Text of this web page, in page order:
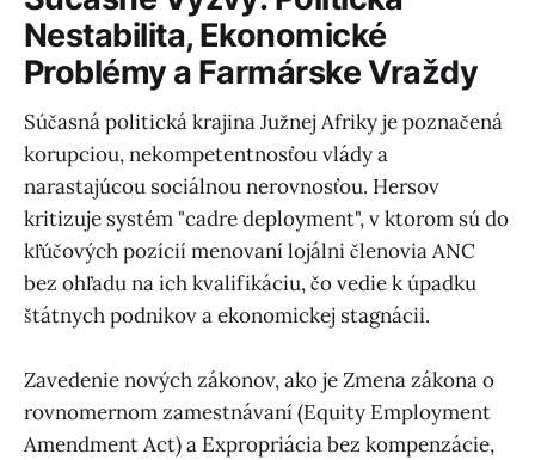
Nestabilita, Ekonomické
Problémy a Farmárske Vraždy
Súčasná politická krajina Južnej Afriky je poznačená
korupciou, nekompetentnosťou vlády a
narastajúcou sociálnou nerovnosťou. Hersov
kritizuje systém "cadre deployment", v ktorom sú do
kľúčových pozícií menovaní lojálni členovia ANC
bez ohľadu na ich kvalifikáciu, čo vedie k úpadku
štátnych podnikov a ekonomickej stagnácii.
Zavedenie nových zákonov, ako je Zmena zákona o
rovnomernom zamestnávaní (Equity Employment
Amendment Act) a Expropriácia bez kompenzácie,